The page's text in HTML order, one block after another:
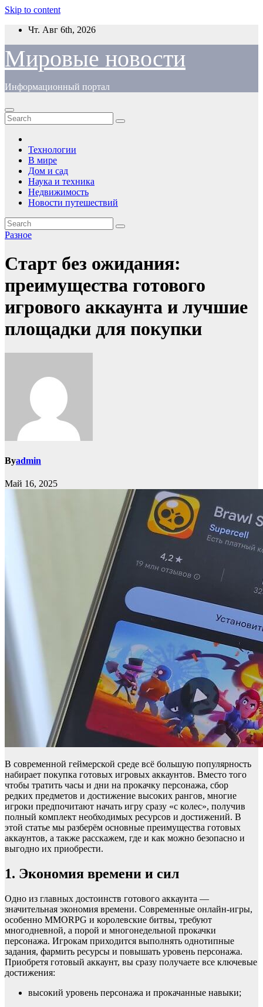
Skip to content
Чт. Авг 6th, 2026
Мировые новости
Информационный портал
Технологии
В мире
Дом и сад
Наука и техника
Недвижимость
Новости путешествий
Разное
Старт без ожидания:
преимущества готового
игрового аккаунта и лучшие
площадки для покупки
Byadmin
Май 16, 2025
В современной геймерской среде всё большую популярность
набирает покупка готовых игровых аккаунтов. Вместо того
чтобы тратить часы и дни на прокачку персонажа, сбор
редких предметов и достижение высоких рангов, многие
игроки предпочитают начать игру сразу «с колес», получив
полный комплект необходимых ресурсов и достижений. В
этой статье мы разберём основные преимущества готовых
аккаунтов, а также расскажем, где и как можно безопасно и
выгодно их приобрести.
1. Экономия времени и сил
Одно из главных достоинств готового аккаунта —
значительная экономия времени. Современные онлайн-игры,
особенно MMORPG и королевские битвы, требуют
многодневной, а порой и многонедельной прокачки
персонажа. Игрокам приходится выполнять однотипные
задания, фармить ресурсы и повышать уровень персонажа.
Приобретя готовый аккаунт, вы сразу получаете все ключевые
достижения:
высокий уровень персонажа и прокачанные навыки;